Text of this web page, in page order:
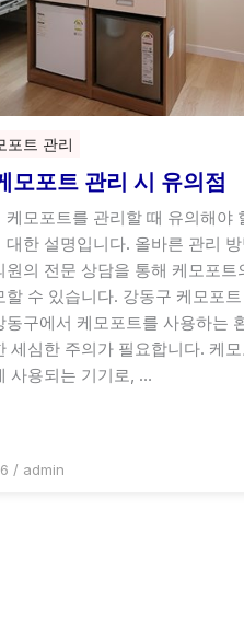
포트 관리
모포트 관리 시 유의점
케모포트를 관리할 때 유의해야
대한 설명입니다. 올바른 관리
원의 전문 상담을 통해 케모포트
할 수 있습니다. 강동구 케모포
동구에서 케모포트를 사용하는
세심한 주의가 필요합니다. 케
사용되는 기기로, …
/ admin